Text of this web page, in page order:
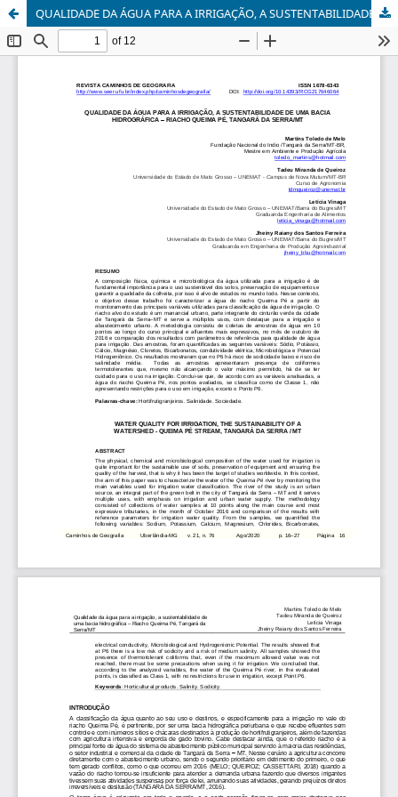
QUALIDADE DA ÁGUA PARA A IRRIGAÇÃO, A SUSTENTABILIDADE DE UMA BACIA HIDROGRÁFICA - RIACHO QUEIMA PÉ, TANGARÁ DA SERRA/MT